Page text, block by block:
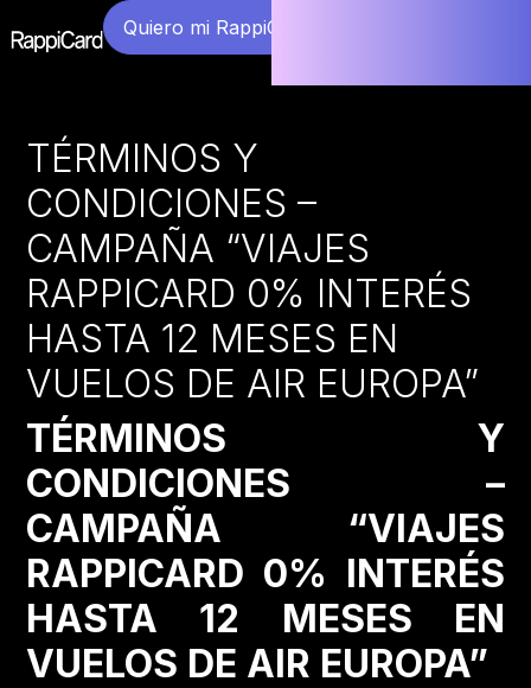
Quiero mi RappiCard
TÉRMINOS Y
CONDICIONES –
CAMPAÑA “VIAJES
RAPPICARD 0% INTERÉS
HASTA 12 MESES EN
VUELOS DE AIR EUROPA”
TÉRMINOS Y
CONDICIONES –
CAMPAÑA “VIAJES
RAPPICARD 0% INTERÉS
HASTA 12 MESES EN
VUELOS DE AIR EUROPA”